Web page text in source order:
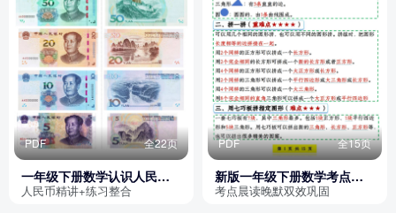
PDF 全22页
一年级下册数学认识人民币
精讲含练习（含答案）
人民币精讲+练习整合
PDF 全15页
新版一年级下册数学考点晨
读晚默课课贴
考点晨读晚默双效巩固